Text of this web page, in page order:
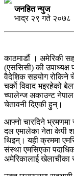
जनहित न्युज
भाद्र २९ गते २०७८
काठमाडौं । अमेरिकी
(एससिसी) की
वैदेशिक सहयोग रोकिने
चर्को विवाद भइरहेको
च्यालेन्ज अकाउन्ट
चेतावनी दिएकी हुन्।
आफ्नो चारदिने भ्रमणमा
दल एमालेका नेता केपी
थिइन्। यही क्रममा
संस्था एमसिएका
अमेरिकालाई खेलाचीका